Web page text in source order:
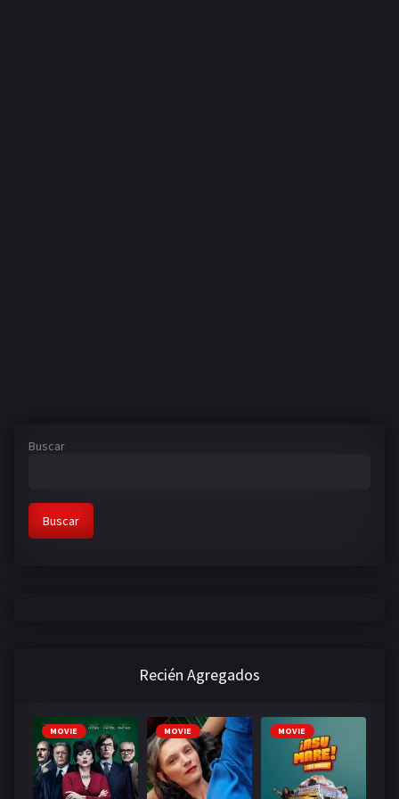
Buscar
Buscar
Recién Agregados
MOVIE MOVIE MOVIE